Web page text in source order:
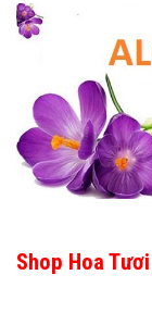
Shop Hoa